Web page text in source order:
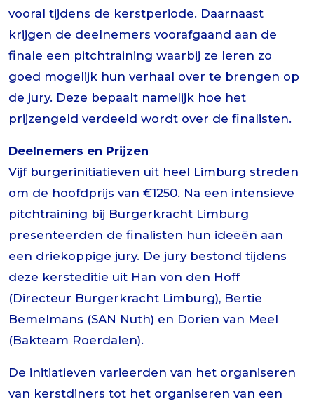
vooral tijdens de kerstperiode. Daarnaast
krijgen de deelnemers voorafgaand aan de
finale een pitchtraining waarbij ze leren zo
goed mogelijk hun verhaal over te brengen op
de jury. Deze bepaalt namelijk hoe het
prijzengeld verdeeld wordt over de finalisten.
Deelnemers en Prijzen
Vijf burgerinitiatieven uit heel Limburg streden
om de hoofdprijs van €1250. Na een intensieve
pitchtraining bij Burgerkracht Limburg
presenteerden de finalisten hun ideeën aan
een driekoppige jury. De jury bestond tijdens
deze kersteditie uit Han von den Hoff
(Directeur Burgerkracht Limburg), Bertie
Bemelmans (SAN Nuth) en Dorien van Meel
(Bakteam Roerdalen).
De initiatieven varieerden van het organiseren
van kerstdiners tot het organiseren van een